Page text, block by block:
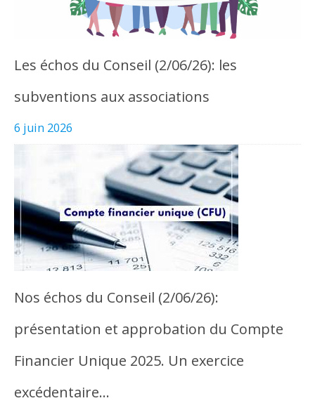
Les échos du Conseil (2/06/26): les
subventions aux associations
6 juin 2026
Nos échos du Conseil (2/06/26):
présentation et approbation du Compte
Financier Unique 2025. Un exercice
excédentaire…